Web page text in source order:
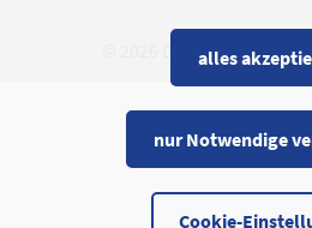
Cookie-
alles
nur Notwendige
© 2026 DEUTSCHES